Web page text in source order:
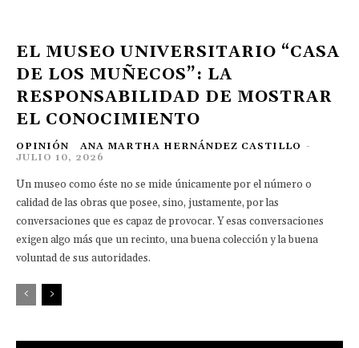
EL MUSEO UNIVERSITARIO “CASA
DE LOS MUÑECOS”: LA
RESPONSABILIDAD DE MOSTRAR
EL CONOCIMIENTO
OPINIÓN ANA MARTHA HERNÁNDEZ CASTILLO -
JULIO 10, 2026
Un museo como éste no se mide únicamente por el número o
calidad de las obras que posee, sino, justamente, por las
conversaciones que es capaz de provocar. Y esas conversaciones
exigen algo más que un recinto, una buena colección y la buena
voluntad de sus autoridades.